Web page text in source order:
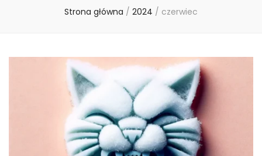
Strona główna / 2024 / czerwiec